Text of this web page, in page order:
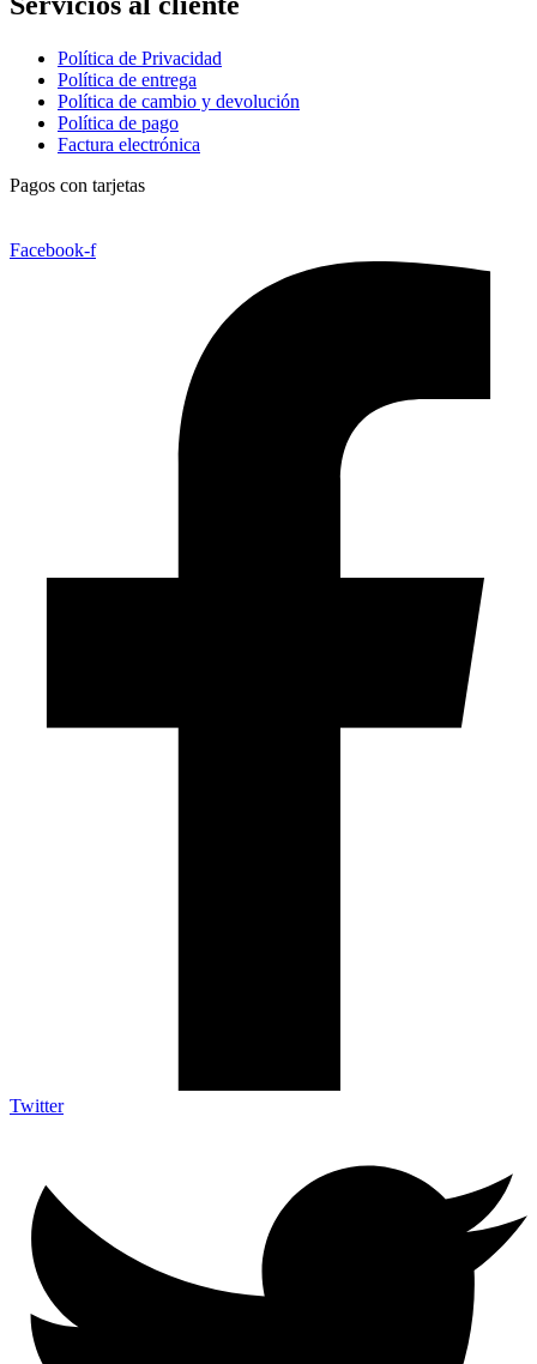
Política de Privacidad
Política de entrega
Política de cambio y devolución
Política de pago
Factura electrónica
Pagos con tarjetas
Facebook-f
Twitter